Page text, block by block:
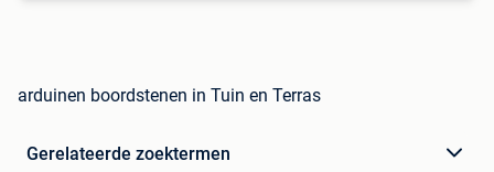
arduinen boordstenen in Tuin en Terras
Gerelateerde zoektermen